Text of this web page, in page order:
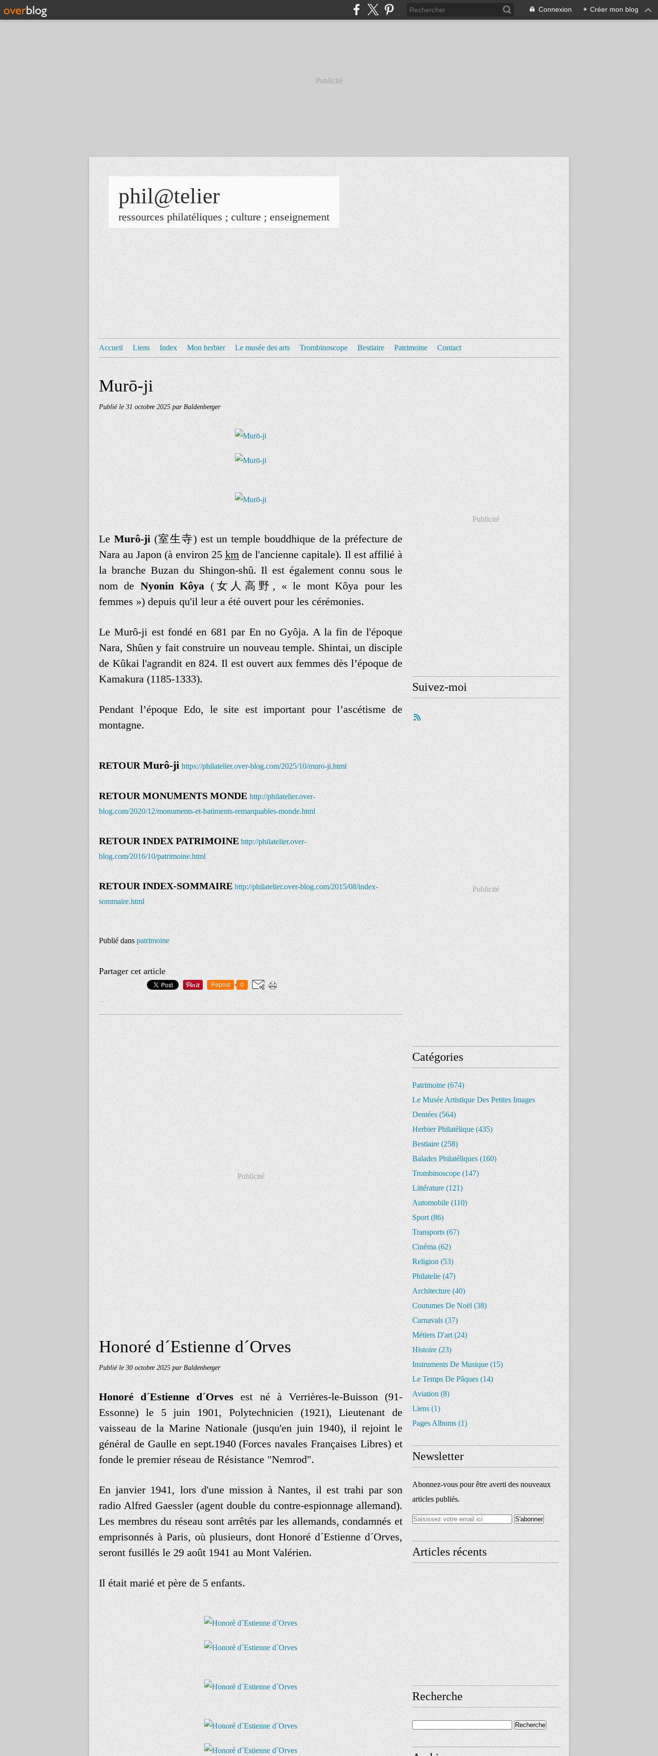
Connexion + Créer mon blog
Publicité
phil@telier
ressources philatéliques ; culture ; enseignement
Accueil Liens Index Mon herbier Le musée des arts Trombinoscope Bestiaire Patrimoine Contact
Murō-ji
Publié le31 octobre 2025par Baldenberger
LeMurô-ji(室生寺) est un temple bouddhique de la préfecture de
Nara au Japon (à environ 25kmde l'ancienne capitale). Il est affilié à
la branche Buzan du Shingon-shû. Il est également connu sous le
nom deNyonin Kôya(女人高野, « le mont Kôya pour les
femmes ») depuis qu'il leur a été ouvert pour les cérémonies.
Le Murô-ji est fondé en 681 par En no Gyôja. A la fin de l'époque
Nara, Shûen y fait construire un nouveau temple. Shintai, un disciple
de Kûkai l'agrandit en 824. Il est ouvert aux femmes dès l’époque de
Kamakura (1185-1333).
Pendant l’époque Edo, le site est important pour l’ascétisme de
montagne.
RETOURMurô-ji https://philatelier.over-blog.com/2025/10/muro-ji.html
RETOUR MONUMENTS MONDEhttp://philatelier.over-
blog.com/2020/12/monuments-et-batiments-remarquables-monde.html
RETOUR INDEX PATRIMOINE http://philatelier.over-
blog.com/2016/10/patrimoine.html
RETOUR INDEX-SOMMAIRE http://philatelier.over-blog.com/2015/08/index-
sommaire.html
Publié dans patrimoine
Partager cet article
Repost 0
…
Publicité
Honoré d´Estienne d´Orves
Publié le30 octobre 2025par Baldenberger
Honoré d´Estienne d´Orvesest né à Verrières-le-Buisson (91-
Essonne) le 5 juin 1901, Polytechnicien (1921), Lieutenant de
vaisseau de la Marine Nationale (jusqu'en juin 1940), il rejoint le
général de Gaulle en sept.1940 (Forces navales Françaises Libres) et
fonde le premier réseau de Résistance "Nemrod".
En janvier 1941, lors d'une mission à Nantes, il est trahi par son
radio Alfred Gaessler (agent double du contre-espionnage allemand).
Les membres du réseau sont arrêtés par les allemands, condamnés et
emprisonnés à Paris, où plusieurs, dont Honoré d´Estienne d´Orves,
seront fusillés le 29 août 1941 au Mont Valérien.
Il était marié et père de 5 enfants.
Publicité
Suivez-moi
Publicité
Catégories
Patrimoine(674)
Le Musée Artistique Des Petites Images
Dentées(564)
Herbier Philatélique(435)
Bestiaire(258)
Balades Philatéliques(160)
Trombinoscope(147)
Littérature(121)
Automobile(110)
Sport(86)
Transports(67)
Cinéma(62)
Religion(53)
Philatelie(47)
Architecture(40)
Coutumes De Noël(38)
Carnavals(37)
Métiers D'art(24)
Histoire(23)
Instruments De Musique(15)
Le Temps De Pâques(14)
Aviation(8)
Liens(1)
Pages Albums(1)
Newsletter
Abonnez-vous pour être averti des nouveaux
articles publiés.
Articles récents
Recherche